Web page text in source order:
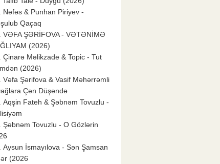
Nəfəs & Punhan Piriyev -
Qaçaq
VƏFA ŞƏRİFOVA - VƏTƏNİMƏ
(2026)
Çinarə Məlikzade & Topic - Tut
(2026)
Vəfa Şərifova & Vasif Məhərrəmli
Çən Düşəndə
Aqşin Fateh & Şəbnəm Tovuzlu -
Şəbnəm Tovuzlu - O Gözlərin
Aysun İsmayılova - Sən Şamsan
(2026